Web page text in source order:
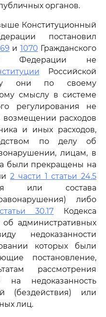
органов.
Конституционный
постановил
и 1070 Гражданского
Федерации не
Российской
они по своему
смыслу в системе
регулирования не
возмещении расходов
и иных расходов,
по делу об
лицам, в
были прекращены на
2 части 1 статьи 24.5
или состава
либо
30.17 Кодекса
административных
недоказанности
которых были
постановление,
рассмотрения
недоказанность
(бездействия) или
лиц.